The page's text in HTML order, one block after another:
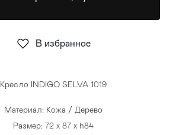
Кресло INDIGO SELVA 1019
Материал: Кожа / Дерево
Размер: 72 x 87 x h84
В избранное